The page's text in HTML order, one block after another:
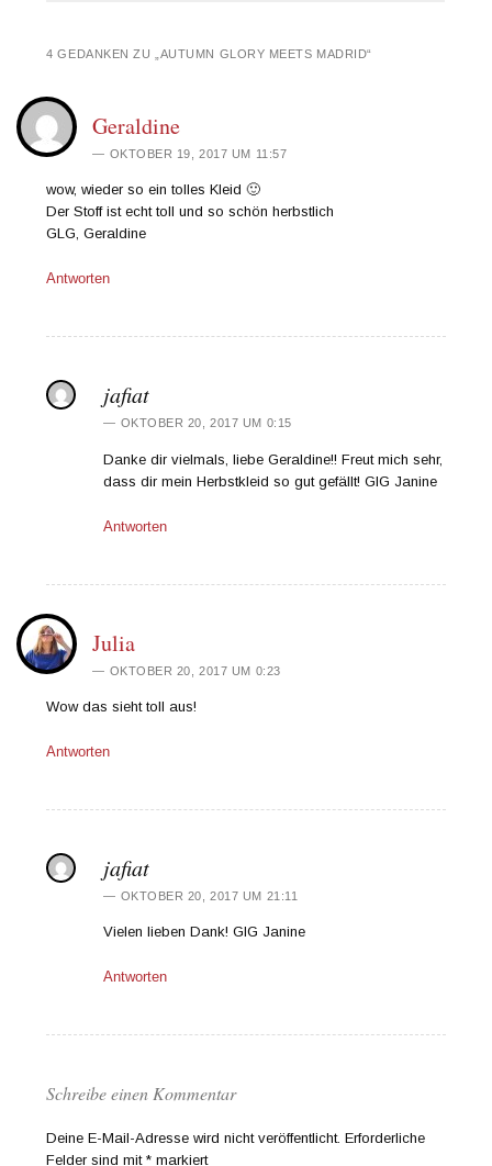
4 GEDANKEN ZU „ AUTUMN GLORY MEETS MADRID“
Geraldine
OKTOBER 19, 2017 UM 11:57
wow, wieder so ein tolles Kleid 🙂
Der Stoff ist echt toll und so schön herbstlich
GLG, Geraldine
Antworten
jafiat
OKTOBER 20, 2017 UM 0:15
Danke dir vielmals, liebe Geraldine!! Freut mich sehr,
dass dir mein Herbstkleid so gut gefällt! GlG Janine
Antworten
Julia
OKTOBER 20, 2017 UM 0:23
Wow das sieht toll aus!
Antworten
jafiat
OKTOBER 20, 2017 UM 21:11
Vielen lieben Dank! GlG Janine
Antworten
Schreibe einen Kommentar
Deine E-Mail-Adresse wird nicht veröffentlicht. Erforderliche
Felder sind mit* markiert